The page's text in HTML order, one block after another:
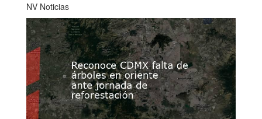
NV Noticias